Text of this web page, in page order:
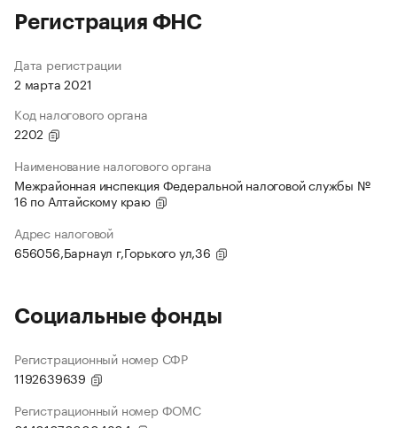
Регистрация ФНС
Дата регистрации
2 марта 2021
Код налогового органа
2202
Наименование налогового органа
Межрайонная инспекция Федеральной налоговой службы №
16 по Алтайскому краю
Адрес налоговой
656056,Барнаул г,Горького ул,36
Социальные фонды
Регистрационный номер СФР
1192639639
Регистрационный номер ФОМС